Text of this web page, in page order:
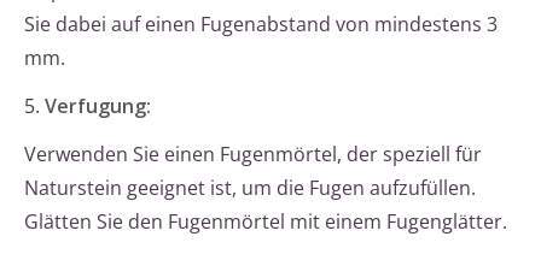
Sie dabei auf einen Fugenabstand von mindestens 3
mm.
5. Verfugung:
Verwenden Sie einen Fugenmörtel, der speziell für
Naturstein geeignet ist, um die Fugen aufzufüllen.
Glätten Sie den Fugenmörtel mit einem Fugenglätter.